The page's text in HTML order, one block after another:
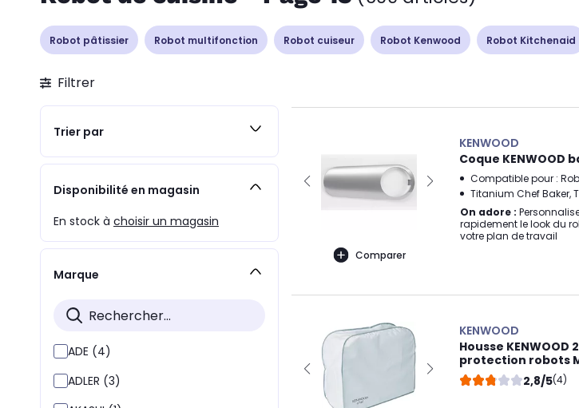
Robot pâtissier Robot multifonction Robot cuiseur Robot Kenwood Robot Kitchenaid
Filtrer
Trier par
Disponibilité en magasin
En stock à choisir un magasin
Marque
ADE (4)
ADLER (3)
Comparer
KENWOOD
Coque KENWOOD
Compatible pour :
Titanium Chef Baker,
On adore :
rapidement le look du
votre plan de travail
KENWOOD
Housse KENWOOD
protection robots
2,8/5(4)